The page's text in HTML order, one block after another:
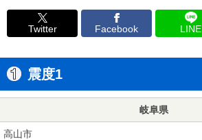
Twitter Facebook LINE
震度1
岐阜県
高山市